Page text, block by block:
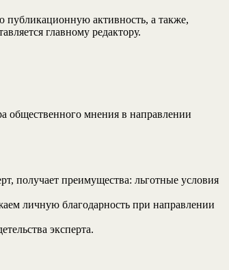
активность, а также,
главному редактору.
общественного мнения в направлении
получает преимущества: льготные условия
личную благодарность при направлении
эксперта.